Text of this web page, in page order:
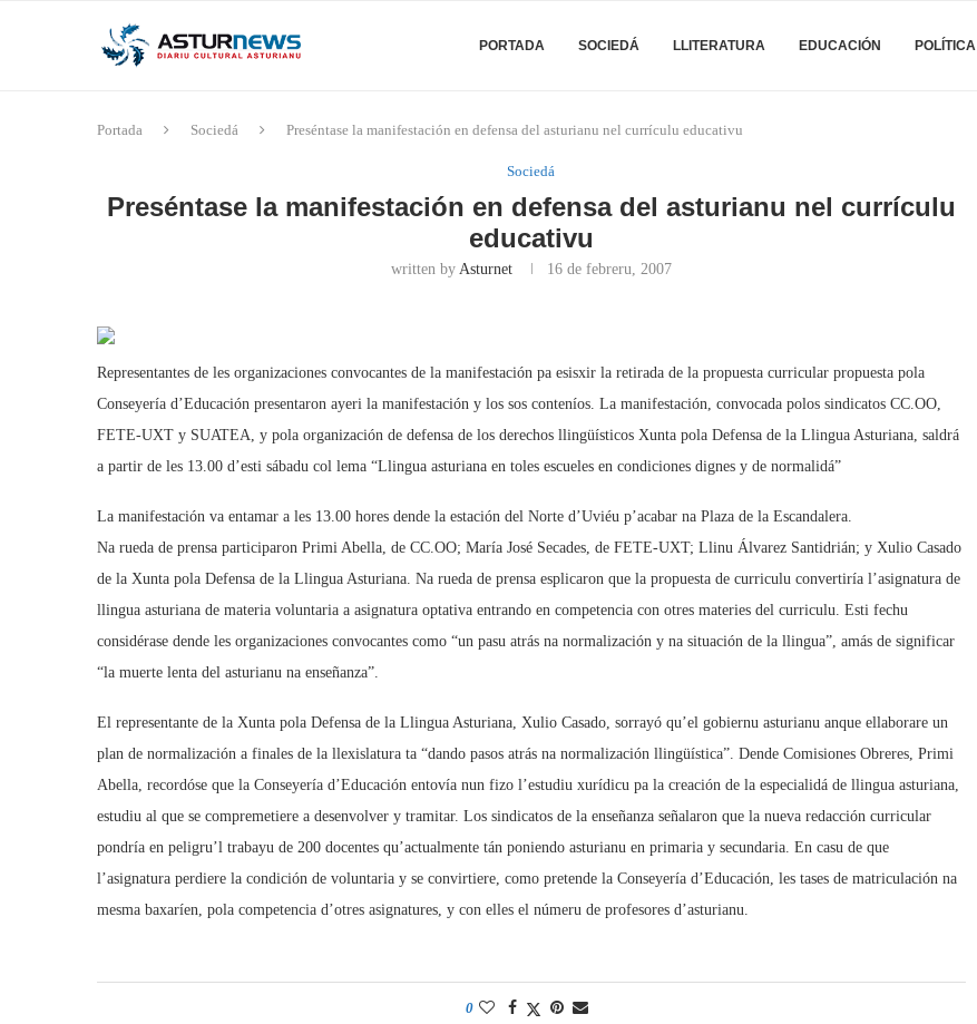
PORTADA SOCIEDÁ LLITERATURA EDUCACIÓN POLÍTICA
Portada Sociedá Preséntase la manifestación en defensa del asturianu nel currículu educativu
Sociedá
Preséntase la manifestación en defensa del asturianu nel currículu
educativu
written by Asturnet 16 de febreru, 2007
Representantes de les organizaciones convocantes de la manifestación pa esisxir la retirada de la propuesta curricular propuesta pola
Conseyería d’Educación presentaron ayeri la manifestación y los sos conteníos. La manifestación, convocada polos sindicatos CC.OO,
FETE-UXT y SUATEA, y pola organización de defensa de los derechos llingüísticos Xunta pola Defensa de la Llingua Asturiana, saldrá
a partir de les 13.00 d’esti sábadu col lema “Llingua asturiana en toles escueles en condiciones dignes y de normalidá”
La manifestación va entamar a les 13.00 hores dende la estación del Norte d’Uviéu p’acabar na Plaza de la Escandalera.
Na rueda de prensa participaron Primi Abella, de CC.OO; María José Secades, de FETE-UXT; Llinu Álvarez Santidrián; y Xulio Casado
de la Xunta pola Defensa de la Llingua Asturiana. Na rueda de prensa esplicaron que la propuesta de curriculu convertiría l’asignatura de
llingua asturiana de materia voluntaria a asignatura optativa entrando en competencia con otres materies del curriculu. Esti fechu
considérase dende les organizaciones convocantes como “un pasu atrás na normalización y na situación de la llingua”, amás de significar
“la muerte lenta del asturianu na enseñanza”.
El representante de la Xunta pola Defensa de la Llingua Asturiana, Xulio Casado, sorrayó qu’el gobiernu asturianu anque ellaborare un
plan de normalización a finales de la llexislatura ta “dando pasos atrás na normalización llingüística”. Dende Comisiones Obreres, Primi
Abella, recordóse que la Conseyería d’Educación entovía nun fizo l’estudiu xurídicu pa la creación de la especialidá de llingua asturiana,
estudiu al que se compremetiere a desenvolver y tramitar. Los sindicatos de la enseñanza señalaron que la nueva redacción curricular
pondría en peligru’l trabayu de 200 docentes qu’actualmente tán poniendo asturianu en primaria y secundaria. En casu de que
l’asignatura perdiere la condición de voluntaria y se convirtiere, como pretende la Conseyería d’Educación, les tases de matriculación na
mesma baxaríen, pola competencia d’otres asignatures, y con elles el númeru de profesores d’asturianu.
0